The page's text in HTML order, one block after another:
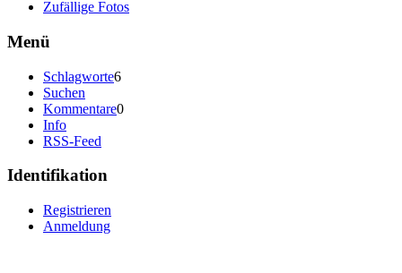
Zufällige Fotos
Menü
Schlagworte6
Suchen
Kommentare0
Info
RSS-Feed
Identifikation
Registrieren
Anmeldung